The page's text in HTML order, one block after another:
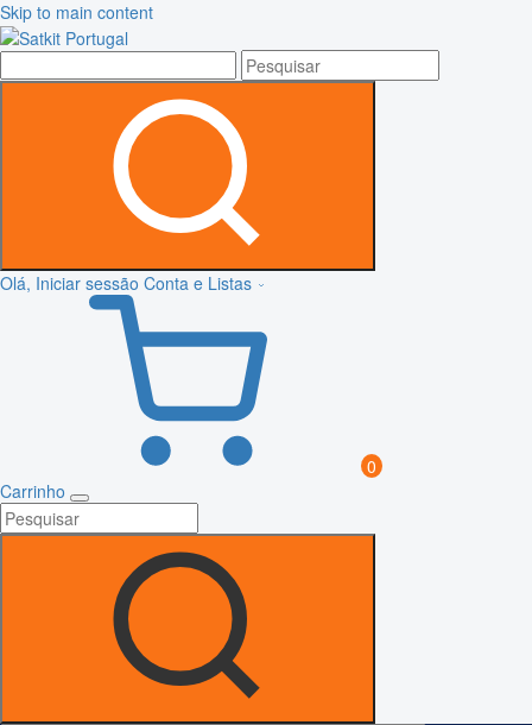
Skip to main content
Olá, Iniciar sessão Conta e Listas
0
Carrinho